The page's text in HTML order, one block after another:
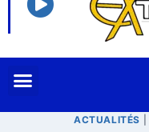
ACTUALITÉS